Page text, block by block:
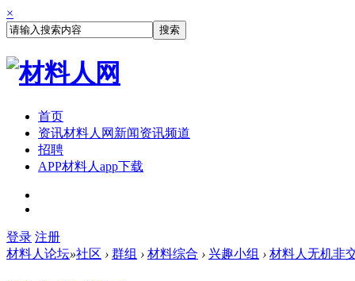
×
搜索
首页
资讯材料人网新闻资讯频道
招聘
APP材料人app下载
登录 注册
材料人论坛»社区 › 群组 › 材料综合 › 兴趣小组 › 材料人无机非